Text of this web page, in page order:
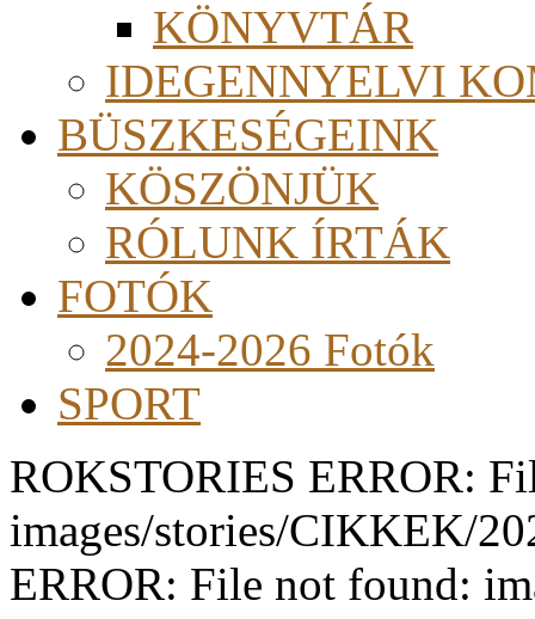
KÖNYVTÁR
IDEGENNYELVI
BÜSZKESÉGEINK
KÖSZÖNJÜK
RÓLUNK ÍRTÁK
FOTÓK
2024-2026 Fotók
SPORT
ROKSTORIES ERROR:
images/stories/CIKKEK/
ERROR: File not found: